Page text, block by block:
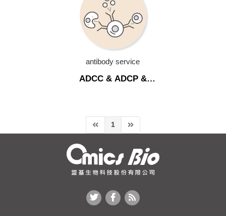
Affinity Measurment (Biacore-SPR assay)
ADCC & ADCP & CDC Assays
生物技術檢測服務
antibody service
ADCC & ADCP &
1